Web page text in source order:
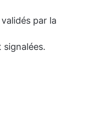
par la